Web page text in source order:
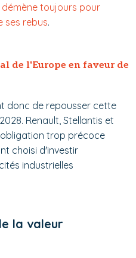
démène toujours pour
ses rebus.
de l'Europe en faveur de
donc de repousser cette
Renault, Stellantis et
trop précoce
choisi d'investir
industrielles
la valeur